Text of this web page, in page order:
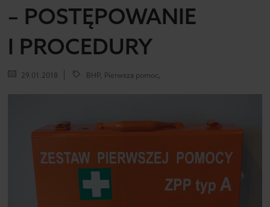
– POSTĘPOWANIE
I PROCEDURY
29.01.2018 BHP, Pierwsza pomoc,